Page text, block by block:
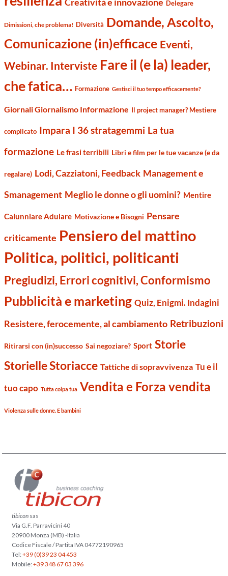
Delegare
Dimissioni, che problema! Diversità Domande, Ascolto,
Comunicazione (in)efficace Eventi,
Webinar. Interviste Fare il (e la) leader,
che fatica… Formazione Gestisci il tuo tempo efficacemente?
Giornali Giornalismo Informazione Il project manager? Mestiere
complicato Impara I 36 stratagemmi La tua
formazione Le frasi terribili Libri e film per le tue vacanze (e da
regalare) Lodi, Cazziatoni, Feedback Management e
Smanagement Meglio le donne o gli uomini? Mentire
Calunniare Adulare Motivazione e Bisogni Pensare
criticamente Pensiero del mattino
Politica, politici, politicanti
Pregiudizi, Errori cognitivi, Conformismo
Pubblicità e marketing Quiz, Enigmi. Indagini
Resistere, ferocemente, al cambiamento Retribuzioni
Ritirarsi con (in)successo Sai negoziare? Sport Storie
Storielle Storiacce Tattiche di sopravvivenza Tu e il
tuo capo Tutta colpa tua Vendita e Forza vendita
Violenza sulle donne. E bambini
tibicon sas
Via G.F. Parravicini 40
20900 Monza (MB) -Italia
Codice Fiscale / Partita IVA 04772190965
Tel:+39 (0)39 23 04 453
Mobile:+39 348 67 03 396